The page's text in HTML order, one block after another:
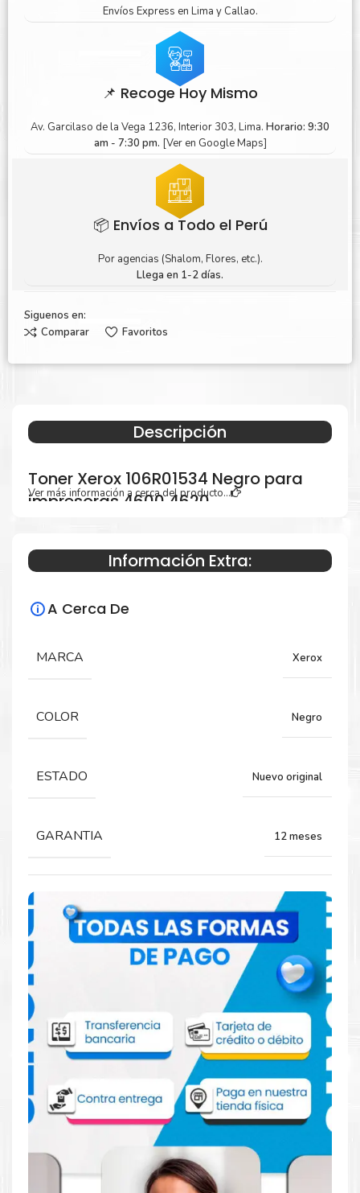
Envíos Express en Lima y Callao.
📌 Recoge Hoy Mismo
Av. Garcilaso de la Vega 1236, Interior 303, Lima. Horario: 9:30
am - 7:30 pm. [Ver en Google Maps]
📦 Envíos a Todo el Perú
Por agencias (Shalom, Flores, etc.).
Llega en 1-2 días.
Siguenos en:
Comparar
Favoritos
Descripción
Toner Xerox 106R01534 Negro para
impresoras 4600 4620
Especificaciones Técnicas
Para impresoras:
4600, 4620.
Comprar Toner Xerox 106R01534 Negro
para impresoras 4600 4620
Aprovecha nuestra experiencia y atención para adquirir tus
productos. Tenemos promociones todos los dias. Escríbenos o
visítanos hoy para encontrar la solución perfecta para tu
impresora
Xerox, como el
Toner Xerox 106R01534 Negro
para impresoras 4600 4620
Dónde comprar Toner para impresoras
4600 4620 en Lima o para provincia
Tienda autorizada por Xerox. Descubre la mejor manera de
abastecerte de
Toner Xerox 106R01534 Negro para
Ver más información a cerca del producto...
Información Extra:
A Cerca De
MARCA Xerox
COLOR Negro
ESTADO Nuevo original
GARANTIA 12 meses